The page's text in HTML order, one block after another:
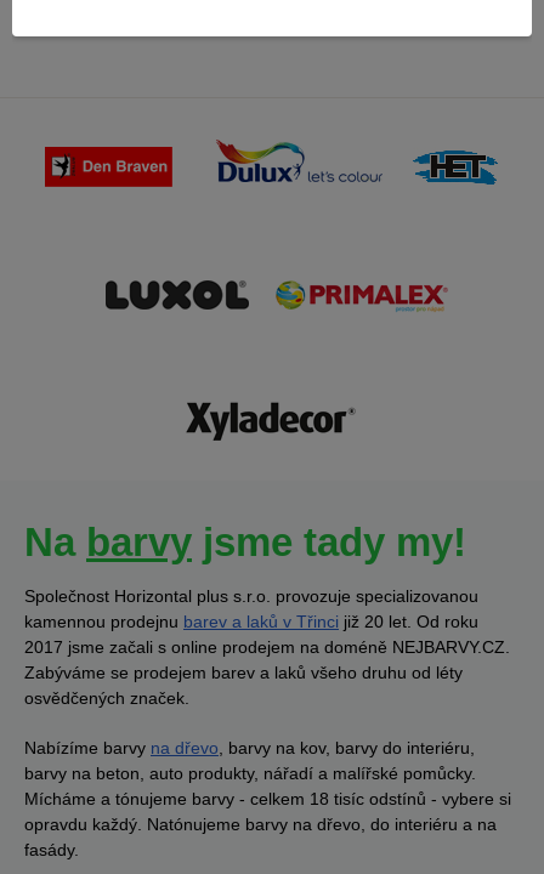
Na barvy jsme tady my!
Společnost Horizontal plus s.r.o. provozuje specializovanou
kamennou prodejnu barev a laků v Třinci již 20 let. Od roku
2017 jsme začali s online prodejem na doméně NEJBARVY.CZ.
Zabýváme se prodejem barev a laků všeho druhu od léty
osvědčených značek.
Nabízíme barvy na dřevo, barvy na kov, barvy do interiéru,
barvy na beton, auto produkty, nářadí a malířské pomůcky.
Mícháme a tónujeme barvy - celkem 18 tisíc odstínů - vybere si
opravdu každý. Natónujeme barvy na dřevo, do interiéru a na
fasády.